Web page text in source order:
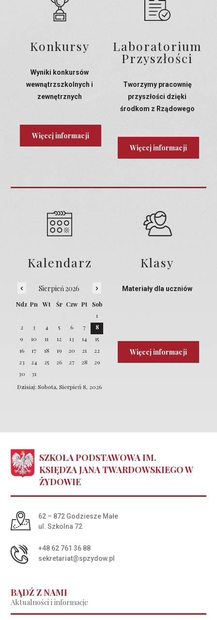
Konkursy
Wyniki konkursów
wewnątrzszkolnych i
zewnętrznych
Więcej informacji
Laboratorium
Przyszłości
Tworzymy pracownię
przyszłości dzięki
środkom z Rządowego
Więcej informacji
Kalendarz
‹ Sierpień 2026 ›
Ndz Pn Wt Śr Czw Pt
Sob
1
2
3 4 5 6 7
8
9
10 11 12 13 14
15
16
17 18 19 20 21
22
23
24 25 26 27 28
29
30
31
Dzisiaj: Sobota, Sierpień 8, 2026
Klasy
Materiały dla uczniów
Więcej informacji
SZKOŁA PODSTAWOWA IM.
KSIĘDZA JANA TWARDOWSKIEGO W
ŻYDOWIE
Adres pocztowy:
62 – 872 Godziesze Małe
ul. Szkolna 72
+48 62 761 36 88
sekretariat@spzydow.pl
BĄDŹ Z NAMI
Aktualności i informacje